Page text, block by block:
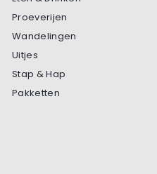
Proeverijen
Wandelingen
Uitjes
Stap & Hap
Pakketten